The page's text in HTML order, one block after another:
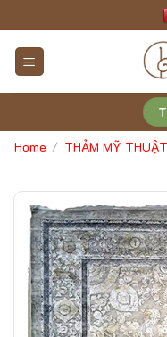
to
content
Home / THẢM MỸ THUẬT